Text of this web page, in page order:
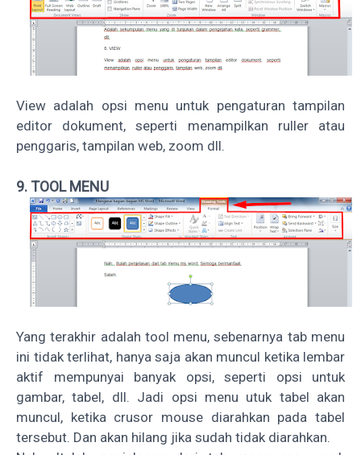
View adalah opsi menu untuk pengaturan tampilan
editor dokument, seperti menampilkan ruller atau
penggaris, tampilan web, zoom dll.
9. TOOL MENU
Yang terakhir adalah tool menu, sebenarnya tab menu
ini tidak terlihat, hanya saja akan muncul ketika lembar
aktif mempunyai banyak opsi, seperti opsi untuk
gambar, tabel, dll. Jadi opsi menu utuk tabel akan
muncul, ketika crusor mouse diarahkan pada tabel
tersebut. Dan akan hilang jika sudah tidak diarahkan.